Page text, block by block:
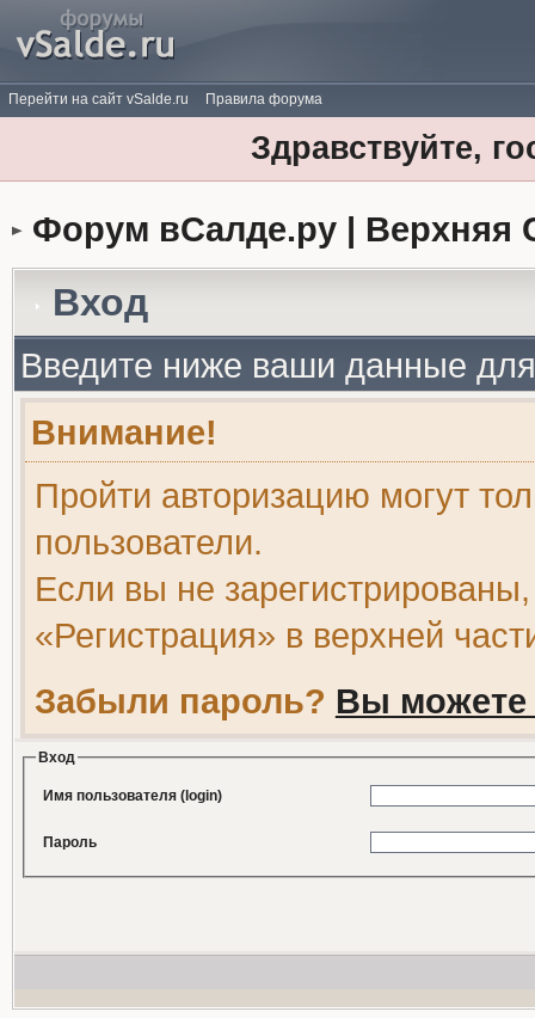
Перейти на сайт vSalde.ru Правила форума
Здравствуйте,
Форум вСалде.ру | Верхняя
Вход
Введите ниже ваши данные
Внимание!
Пройти авторизацию могут
пользователи.
Если вы не
«Регистрация» в верхней
Забыли пароль? Вы можете
Вход
Имя пользователя (login)
Пароль